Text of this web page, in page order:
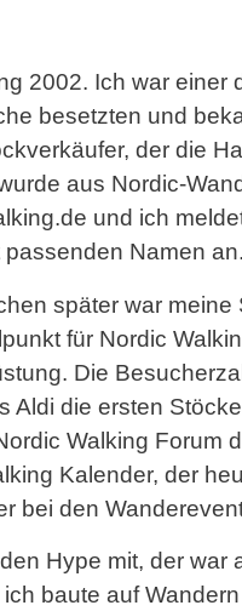
2002. Ich war einer
besetzten und
der die
aus Nordic-
und ich
passenden Namen an.
später war meine
für Nordic
Die
Aldi die ersten
Walking Forum
Kalender, der
bei den
Hype mit, der war
baute auf